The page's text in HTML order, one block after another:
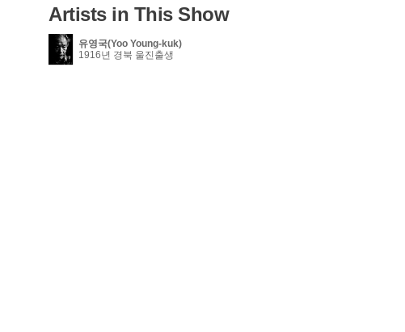
Artists in This Show
유영국(Yoo Young-kuk)
1916년 경북 울진출생